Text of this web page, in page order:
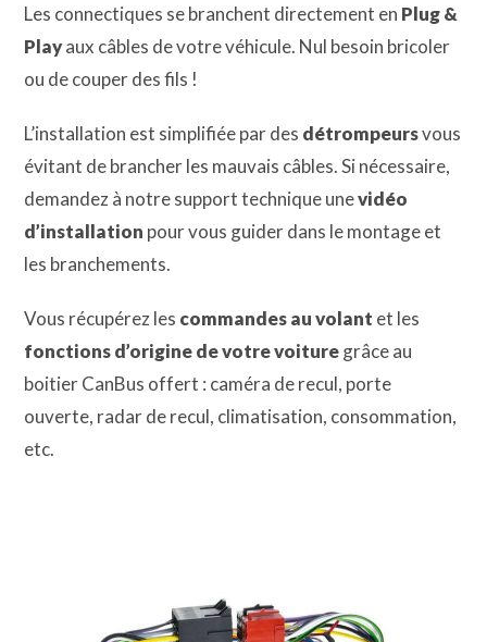
Les connectiques se branchent directement en Plug &
Playaux câbles de votre véhicule. Nul besoin bricoler
ou de couper des fils !
L’installation est simplifiée par des détrompeursvous
évitant de brancher les mauvais câbles. Si nécessaire,
demandez à notre support technique unevidéo
d’installation pour vous guider dans le montage et
les branchements.
Vous récupérez les commandes au volant et les
fonctions d’origine de votre voituregrâce au
boitier CanBus offert : caméra de recul, porte
ouverte, radar de recul, climatisation, consommation,
etc.